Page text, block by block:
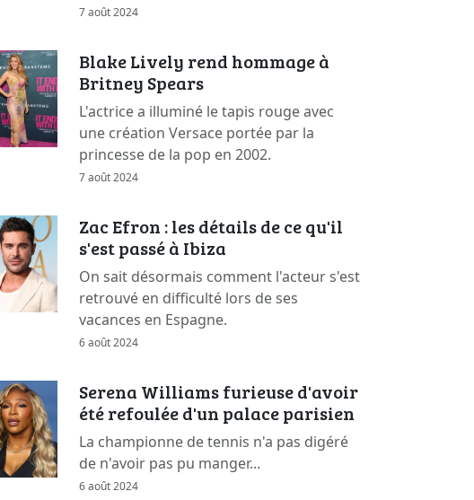
7 août 2024
Blake Lively rend hommage à
Britney Spears
L'actrice a illuminé le tapis rouge avec
une création Versace portée par la
princesse de la pop en 2002.
7 août 2024
Zac Efron : les détails de ce qu'il
s'est passé à Ibiza
On sait désormais comment l'acteur s'est
retrouvé en difficulté lors de ses
vacances en Espagne.
6 août 2024
Serena Williams furieuse d'avoir
été refoulée d'un palace parisien
La championne de tennis n'a pas digéré
de n'avoir pas pu manger...
6 août 2024